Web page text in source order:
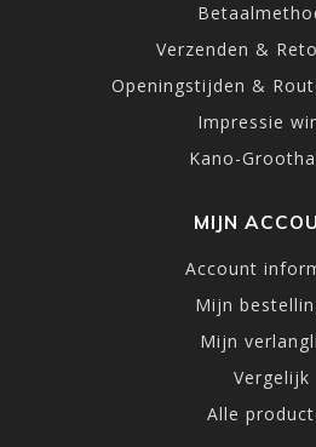
Verzenden &
Openingstijden &
Impressie
Kano-
MIJN
Account
Mijn
Mijn
Vergelijk
Alle